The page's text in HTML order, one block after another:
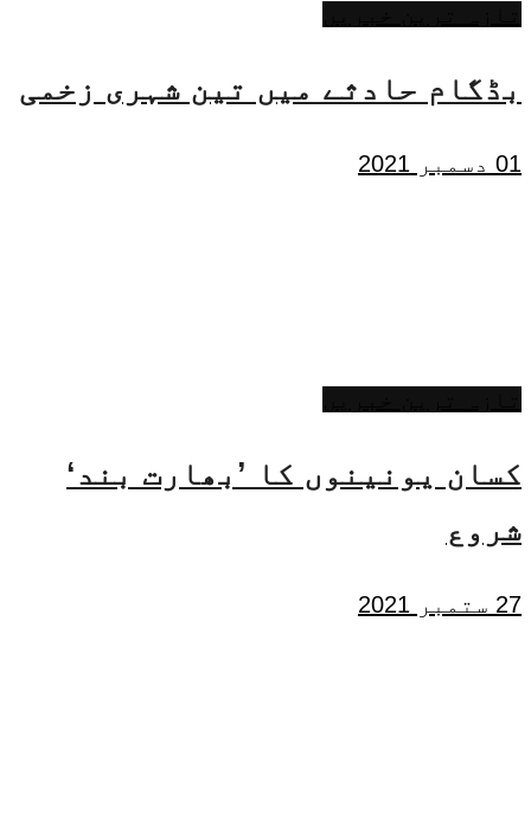
بڈگام حادثے میں تین شہری زخمی
01 دسمبر 2021
کسان یونینوں کا ’بھارت بند‘
شروع
27 ستمبر 2021